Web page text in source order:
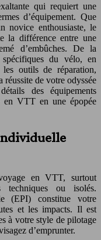
qui requiert une
d’équipement. Que
novice enthousiaste, le
la différence entre une
d’embûches. De la
du vélo, en
outils de réparation,
de votre odyssée
des équipements
en VTT en une épopée
en VTT, surtout
techniques ou isolés.
(EPI) constitue votre
et les impacts. Il est
à votre style de pilotage
d’emprunter.